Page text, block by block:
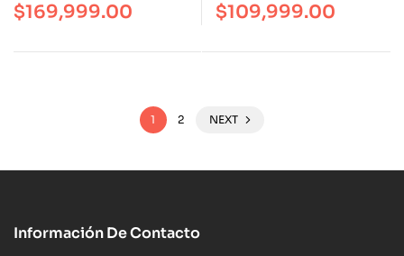
$169,999.00
Los Ciudadanos
$109,999.00
1 2 NEXT
Información De Contacto